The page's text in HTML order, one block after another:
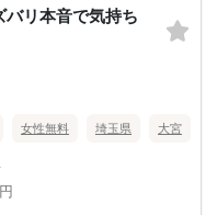
バリ本音で気持ち
女性無料 埼玉県 大宮